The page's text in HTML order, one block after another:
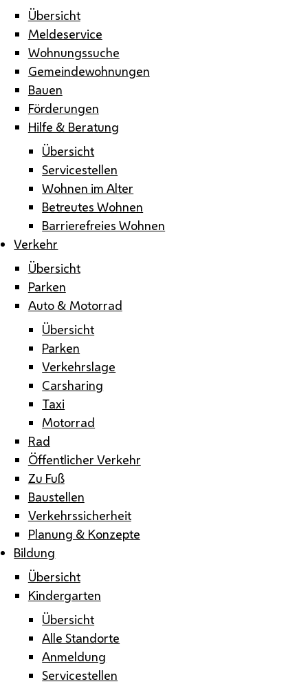
Übersicht
Meldeservice
Wohnungssuche
Gemeindewohnungen
Bauen
Förderungen
Hilfe & Beratung
Übersicht
Servicestellen
Wohnen im Alter
Betreutes Wohnen
Barrierefreies Wohnen
Verkehr
Übersicht
Parken
Auto & Motorrad
Übersicht
Parken
Verkehrslage
Carsharing
Taxi
Motorrad
Rad
Öffentlicher Verkehr
Zu Fuß
Baustellen
Verkehrssicherheit
Planung & Konzepte
Bildung
Übersicht
Kindergarten
Übersicht
Alle Standorte
Anmeldung
Servicestellen